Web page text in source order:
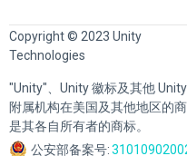
Copyright © 2023 Unity
Technologies
"Unity"、Unity 徽标及其他
附属机构在美国及其他地区的
是其各自所有者的商标。
公安部备案号: